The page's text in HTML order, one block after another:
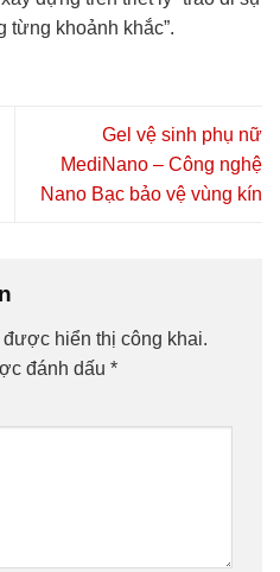
từng khoảnh khắc”.
Gel vệ sinh phụ nữ
MediNano – Công nghệ
Nano Bạc bảo vệ vùng kín
hiển thị công khai.
đánh dấu *